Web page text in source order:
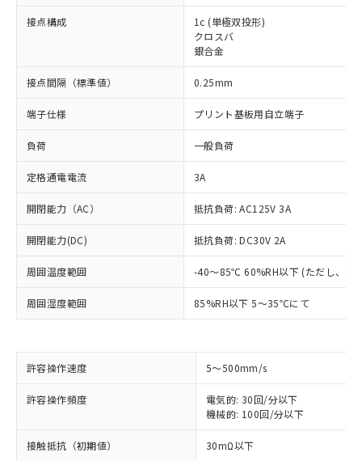
接点構成
1c (単極双投形)
クロスバ
銀合金
接点間隔（標準値） 0.25mm
端子仕様 プリント基板用自立端子
負荷 一般負荷
定格通電電流 3A
開閉能力（AC） 抵抗負荷: AC125V 3A
開閉能力(DC) 抵抗負荷: DC30V 2A
周囲温度範囲 -40～85℃ 60%RH以下 (ただし、氷
周囲湿度範囲 85%RH以下 5～35℃にて
許容操作速度 5～500mm/s
許容操作頻度
電気的: 30回/分以下
機械的: 100回/分以下
接触抵抗（初期値） 30mΩ以下
※1 対応状況
対応済み：EU RoHS指令（10物質）の
非含有に対応した製品が提供可能な商品で
対応予定：EU RoHS指令（10物質）の非含